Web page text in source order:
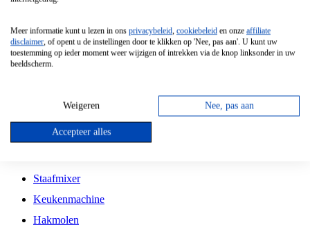
Vrijstaande Magnetron
Vrijstaande Kookplaat
Inbouw Gaskookplaat
Inbouw Keramische Kookplaat
Kookplaat Accessoires
Staafmixer
Keukenmachine
Hakmolen
Meer informatie kunt u lezen in ons privacybeleid, cookiebeleid en onze affiliate
disclaimer, of opent u de instellingen door te klikken op 'Nee, pas aan'. U kunt uw
toestemming op ieder moment weer wijzigen of intrekken via de knop linksonder in uw
beeldscherm.
Weigeren Nee, pas aan
Accepteer alles